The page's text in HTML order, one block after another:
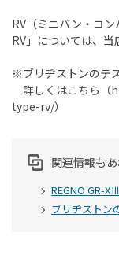
RV（ミニバン・コ
RV」については、当
※ブリヂストンのテ
詳しくはこちら
type-rv/）
関連情報も
REGNO GR-
ブリヂストン